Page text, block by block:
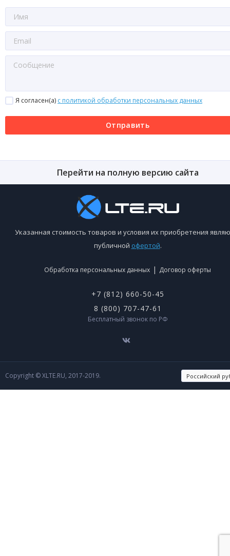
Я согласен(a) с политикой обработки персональных данных
Отправить
Перейти на полную версию сайта
Указанная стоимость товаров и условия их приобретения
публичной офертой.
Обработка персональных данных | Договор оферты
+7 (812) 660-50-45
8 (800) 707-47-61
Бесплатный звонок по РФ
Copyright © XLTE.RU, 2017-2019.